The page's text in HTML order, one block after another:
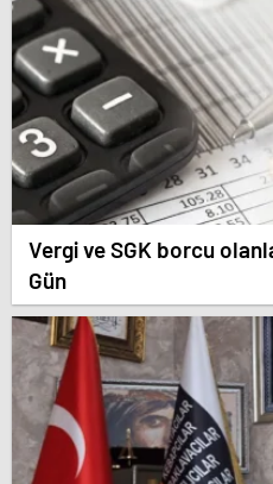
Vergi ve SGK borcu
Gün